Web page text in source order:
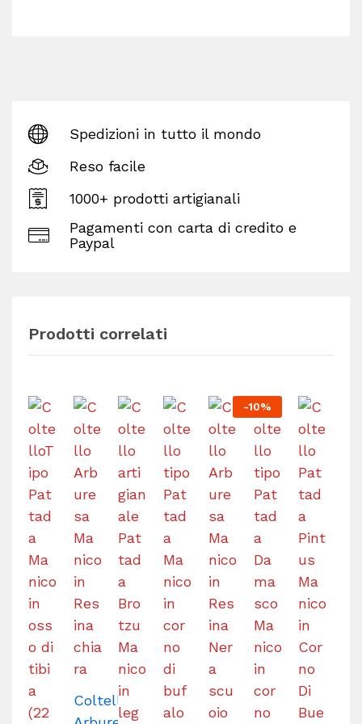
Spedizioni in tutto il mondo
Reso facile
1000+ prodotti artigianali
Pagamenti con carta di credito e
Paypal
Prodotti correlati
Coltello
-10%